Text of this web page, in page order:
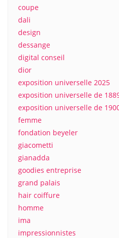
coupe
dali
design
dessange
digital conseil
dior
exposition universelle 2025
exposition universelle de
exposition universelle de
femme
fondation beyeler
giacometti
gianadda
goodies entreprise
grand palais
hair coiffure
homme
ima
impressionnistes